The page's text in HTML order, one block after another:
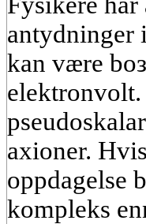
antydninger
kan være
elektronvolt.
axioner.
oppdagelse
kompleks